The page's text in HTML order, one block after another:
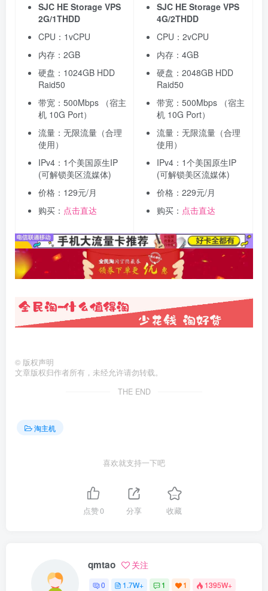
SJC HE Storage VPS
2G/1THDD
CPU：1vCPU
内存：2GB
硬盘：1024GB HDD
Raid50
带宽：500Mbps （宿主
机 10G Port）
流量：无限流量（合理
使用）
IPv4：1个美国原生IP
(可解锁美区流媒体)
价格：129元/月
购买： 点击直达
SJC HE Storage VPS
4G/2THDD
CPU：2vCPU
内存：4GB
硬盘：2048GB HDD
Raid50
带宽：500Mbps （宿主
机 10G Port）
流量：无限流量（合理
使用）
IPv4：1个美国原生IP
(可解锁美区流媒体)
价格：229元/月
购买： 点击直达
© 版权声明
文章版权归作者所有，未经允许请勿转载。
THE END
淘主机
喜欢就支持一下吧
点赞0 分享 收藏
qmtao 关注
0 1.7W+ 1 1 1395W+